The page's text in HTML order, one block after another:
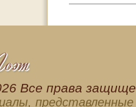
Все права
представленные